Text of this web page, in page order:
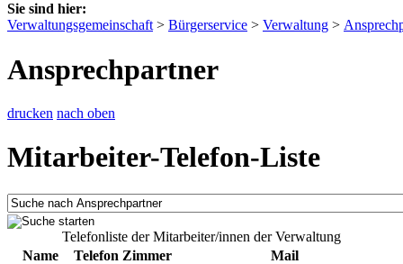
Sie sind hier:
Verwaltungsgemeinschaft > Bürgerservice > Verwaltung >
Ansprechpartner
drucken nach oben
Mitarbeiter-Telefon-Liste
Telefonliste der Mitarbeiter/innen der Verwaltung
Name
Telefon Zimmer Mail